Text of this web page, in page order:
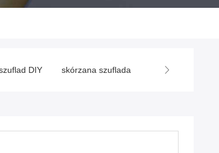
DIY skórzana szuflada Organizator